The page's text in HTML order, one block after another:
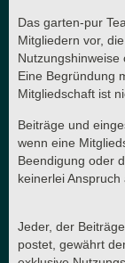
Das garten-pur
Mitgliedern vor,
Eine Begründung
Mitgliedschaft ist
Beiträge und
wenn eine
Beendigung oder
keinerlei
Jeder, der
postet, gewährt